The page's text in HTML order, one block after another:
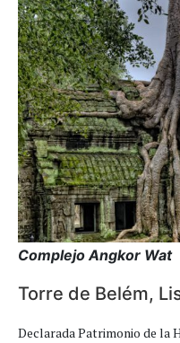
Complejo Angkor Wat
Torre de Belém,
Declarada Patrimonio de la